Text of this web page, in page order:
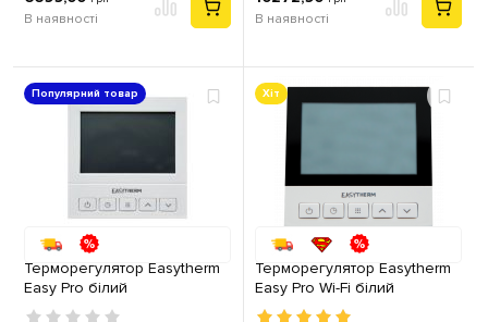
В наявності В наявності
Популярний товар
Терморегулятор Easytherm
Easy Pro білий
Хіт
Терморегулятор Easytherm
Easy Pro Wi-Fi білий